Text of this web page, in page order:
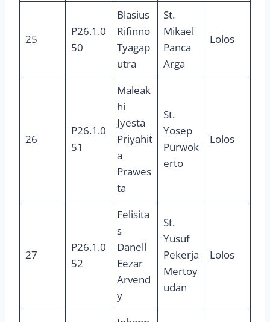
25
P26.1.0
50
Blasius
Rifinno
Tyagap
utra
St.
Mikael
Panca
Arga
Lolos
26
P26.1.0
51
Maleak
hi
Jyesta
Priyahit
a
Prawes
ta
St.
Yosep
Purwok
erto
Lolos
27
P26.1.0
52
Felisita
s
Danell
Eezar
Arvend
y
St.
Yusuf
Pekerja
Mertoy
udan
Lolos